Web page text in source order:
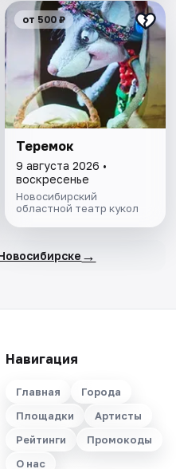
от 500 ₽
Теремок
9 августа 2026 •
воскресенье
Новосибирский
областной театр кукол
→
Навигация
Главная
Города
Площадки
Артисты
Рейтинги
Промокоды
О нас